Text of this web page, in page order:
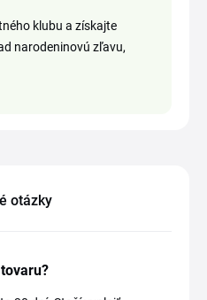
klubu a získajte
narodeninovú zľavu,
otázky